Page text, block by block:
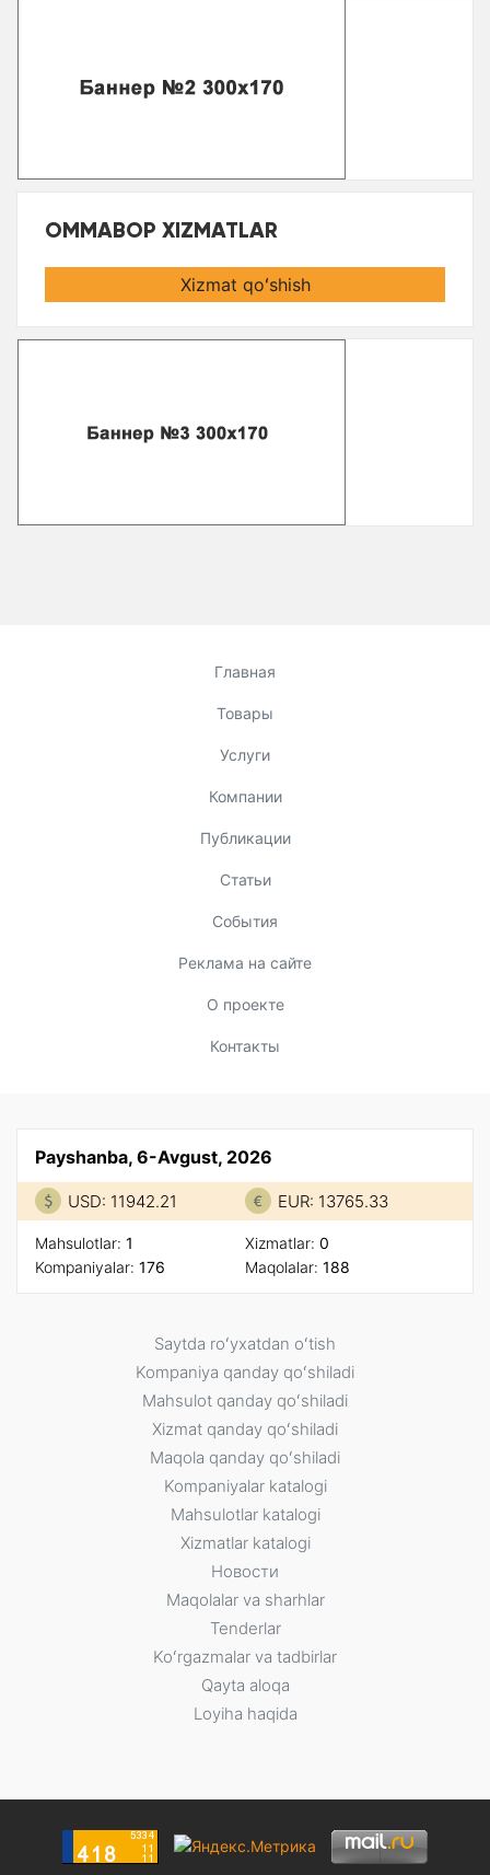
OMMABOP XIZMATLAR
Xizmat qoʻshish
Главная
Товары
Услуги
Компании
Публикации
Статьи
События
Реклама на сайте
О проекте
Контакты
Payshanba, 6-Avgust, 2026
USD: 11942.21 EUR: 13765.33
Mahsulotlar: 1
Kompaniyalar: 176
Xizmatlar: 0
Maqolalar: 188
Saytda roʻyxatdan oʻtish
Kompaniya qanday qoʻshiladi
Mahsulot qanday qoʻshiladi
Xizmat qanday qoʻshiladi
Maqola qanday qoʻshiladi
Kompaniyalar katalogi
Mahsulotlar katalogi
Xizmatlar katalogi
Новости
Maqolalar va sharhlar
Tenderlar
Koʻrgazmalar va tadbirlar
Qayta aloqa
Loyiha haqida